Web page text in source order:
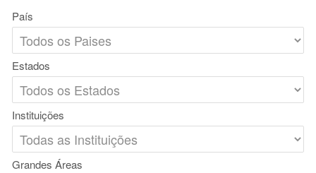
País
Estados
Instituições
Grandes Áreas